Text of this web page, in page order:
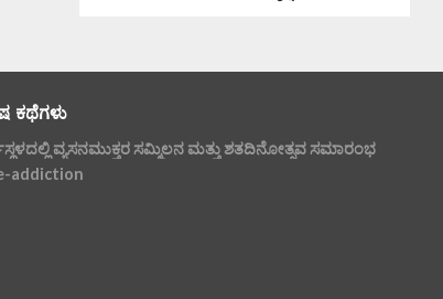
ಕಥೆಗಳು
ವ್ಯಸನಮುಕ್ತರ ಸಮ್ಮಿಲನ ಮತ್ತು ಶತದಿನೋತ್ಸವ ಸಮಾರಂಭ